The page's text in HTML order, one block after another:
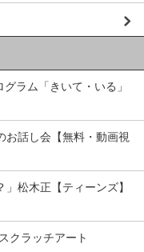
ラム「きいて・いる」
お話し会【無料・動画視
松木正【ティーンズ】
クラッチアート